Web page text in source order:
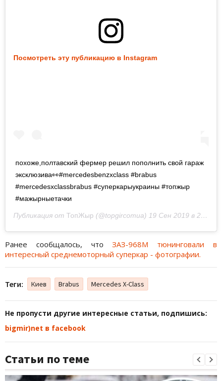
Посмотреть эту публикацию в Instagram
похоже,полтавский фермер решил пополнить свой гараж
эксклюзива👀#mercedesbenzxclass #brabus
#mercedesxclassbrabus #суперкарыукраины #топжыр
#мажырныетачки
Публикация от ТопЖыр (@topgircomua) 19 Сен 2019 в 2:29 PDT
Ранее сообщалось, чтоЗАЗ-968М тюнинговали в
интересный среднемоторный суперкар - фотографии.
Теги: Киев Brabus Mercedes X-Class
Не пропусти другие интересные статьи, подпишись:
bigmir)net в facebook
Статьи по теме